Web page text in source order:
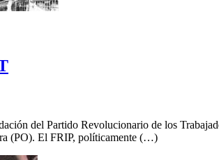
del Partido Revolucionario de los
(PO). El FRIP, políticamente (…)